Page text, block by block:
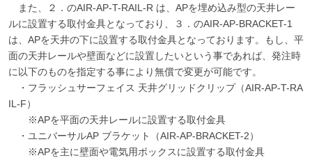
また、２．のAIR-AP-T-RAIL-R は、APを埋め込み型の天井レー
ルに設置する取付金具となっており、３．のAIR-AP-BRACKET-1
は、APを天井の下に設置する取付金具となっております。もし、平
面の天井レールや壁面などに設置したいという事であれば、発注時
に以下のものを指定する事により無償で変更が可能です。
・フラッシュサーフェイス 天井グリッドクリップ（AIR-AP-T-RA
IL-F）
※APを平面の天井レールに設置する取付金具
・ユニバーサルAP ブラケット（AIR-AP-BRACKET-2）
※APを主に壁面や電気用ボックスに設置する取付金具